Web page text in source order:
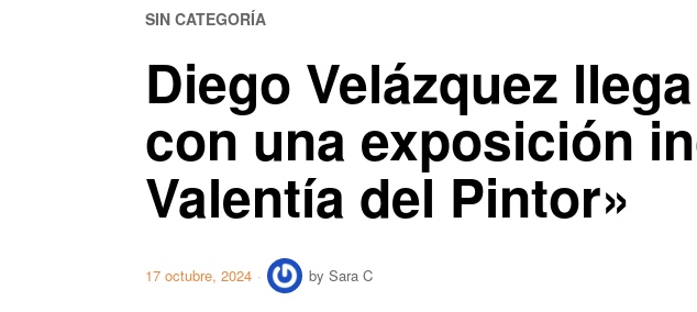
SIN CATEGORÍA
Diego Velázquez
con una exposición
Valentía del Pintor»
17 octubre, 2024 by Sara C